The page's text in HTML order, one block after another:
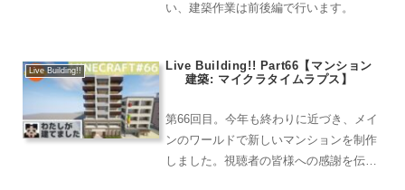
い、建築作業は前後編で行います。
Live Building!!
Live Building!! Part66【マンション
建築: マイクラタイムラプス】
第66回目。今年も終わりに近づき、メイ
ンのワールドで新しいマンションを制作
しました。視聴者の皆様への感謝を伝え